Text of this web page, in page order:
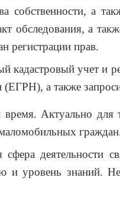
а
обследования, а
регистрации прав.
кадастровый учет и
(ЕГРН), а также
Актуально для
деятельности
и уровень знаний.